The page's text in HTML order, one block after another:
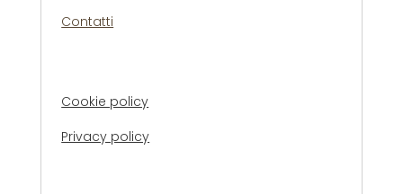
Contatti
Cookie policy
Privacy policy